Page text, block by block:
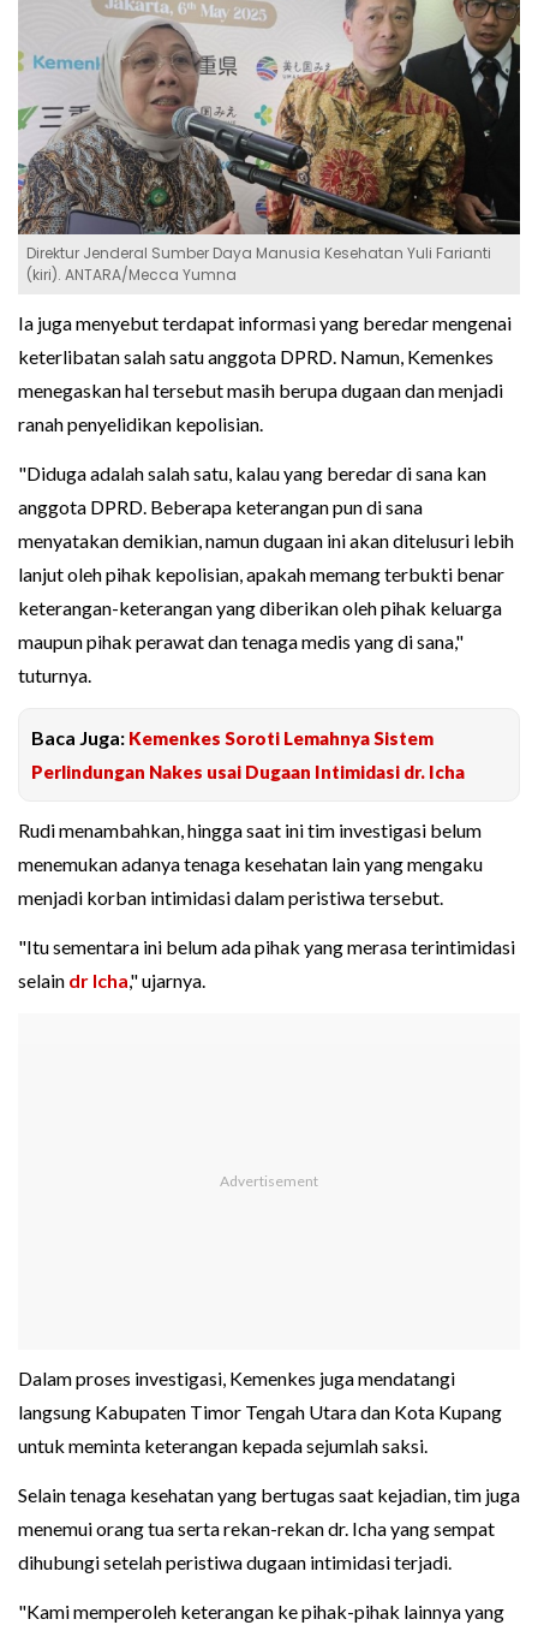
Direktur Jenderal Sumber Daya Manusia Kesehatan Yuli Farianti
(kiri). ANTARA/Mecca Yumna
Ia juga menyebut terdapat informasi yang beredar mengenai
keterlibatan salah satu anggota DPRD. Namun, Kemenkes
menegaskan hal tersebut masih berupa dugaan dan menjadi
ranah penyelidikan kepolisian.
"Diduga adalah salah satu, kalau yang beredar di sana kan
anggota DPRD. Beberapa keterangan pun di sana
menyatakan demikian, namun dugaan ini akan ditelusuri lebih
lanjut oleh pihak kepolisian, apakah memang terbukti benar
keterangan-keterangan yang diberikan oleh pihak keluarga
maupun pihak perawat dan tenaga medis yang di sana,"
tuturnya.
Baca Juga: Kemenkes Soroti Lemahnya Sistem
Perlindungan Nakes usai Dugaan Intimidasi dr. Icha
Rudi menambahkan, hingga saat ini tim investigasi belum
menemukan adanya tenaga kesehatan lain yang mengaku
menjadi korban intimidasi dalam peristiwa tersebut.
"Itu sementara ini belum ada pihak yang merasa terintimidasi
selain dr Icha," ujarnya.
Dalam proses investigasi, Kemenkes juga mendatangi
langsung Kabupaten Timor Tengah Utara dan Kota Kupang
untuk meminta keterangan kepada sejumlah saksi.
Selain tenaga kesehatan yang bertugas saat kejadian, tim juga
menemui orang tua serta rekan-rekan dr. Icha yang sempat
dihubungi setelah peristiwa dugaan intimidasi terjadi.
"Kami memperoleh keterangan ke pihak-pihak lainnya yang